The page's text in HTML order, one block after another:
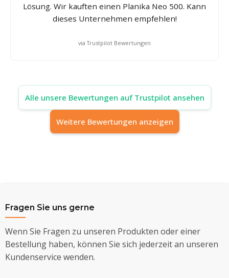
Lösung. Wir kauften einen Planika Neo 500. Kann
dieses Unternehmen empfehlen!
via Trustpilot Bewertungen
Alle unsere Bewertungen auf Trustpilot ansehen
Weitere Bewertungen anzeigen
Fragen Sie uns gerne
Wenn Sie Fragen zu unseren Produkten oder einer
Bestellung haben, können Sie sich jederzeit an unseren
Kundenservice wenden.